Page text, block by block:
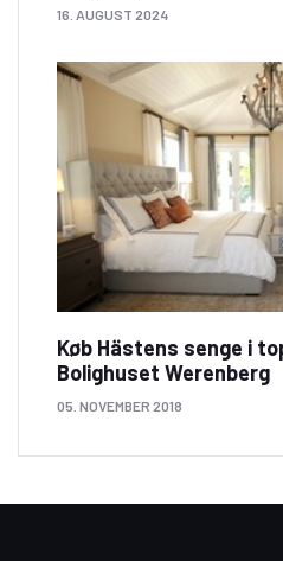
16. AUGUST 2024
Køb Hästens senge i
Bolighuset Werenberg
05. NOVEMBER 2018